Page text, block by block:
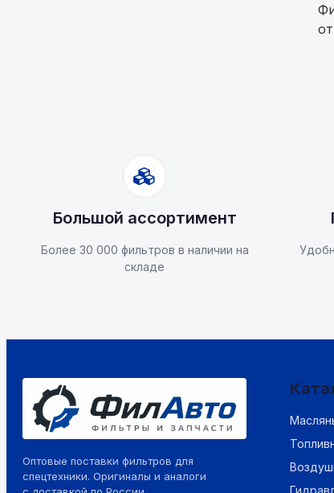
Большой ассортимент
Более 30 000 фильтров в наличии на
складе
Оптовые поставки фильтров для
спецтехники. Оригиналы и аналоги